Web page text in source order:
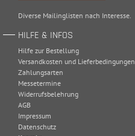
Diverse Mailinglisten nach Interesse.
HILFE & INFOS
Hilfe zur Bestellung
Versandkosten und Lieferbedingungen
Zahlungsarten
Messetermine
Widerrufsbelehrung
AGB
Impressum
Datenschutz